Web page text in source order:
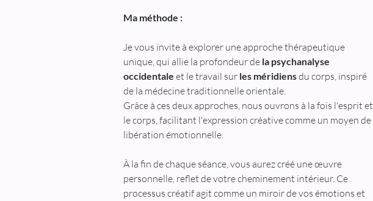
Ma méthode :
Je vous invite à explorer une approche thérapeutique
unique, qui allie la profondeur de la psychanalyse
occidentale et le travail sur les méridiens du corps, inspiré
de la médecine traditionnelle orientale.
Grâce à ces deux approches, nous ouvrons à la fois l'esprit et
le corps, facilitant l'expression créative comme un moyen de
libération émotionnelle.
À la fin de chaque séance, vous aurez créé une œuvre
personnelle, reflet de votre cheminement intérieur. Ce
processus créatif agit comme un miroir de vos émotions et